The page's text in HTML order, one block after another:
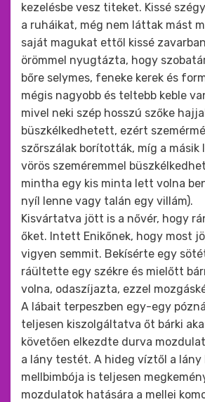
kezelésbe vesz titeket. Kissé
a ruháikat, még nem láttak mást
saját magukat ettől kissé
örömmel nyugtázta, hogy
bőre selymes, feneke kerek és
mégis nagyobb és teltebb keble
mivel neki szép hosszú szőke
büszkélkedhetett, ezért
szőrszálak borították, míg a másik
vörös szeméremmel
mintha egy kis minta lett volna
nyíl lenne vagy talán egy villám).
Kisvártatva jött is a nővér, hogy
őket. Intett Enikőnek, hogy most
vigyen semmit. Bekísérte egy
ráültette egy székre és mielőtt
volna, odaszíjazta, ezzel
A lábait terpeszben egy-egy
teljesen kiszolgáltatva őt bárki
követően elkezdte durva
a lány testét. A hideg víztől a lány
mellbimbója is teljesen
mozdulatok hatására a mellei